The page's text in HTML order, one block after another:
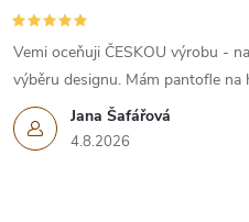
Jana Šafářová
4.8.2026
Vemi oceňuji ČESKOU výrobu -
výběru designu. Mám pantofle